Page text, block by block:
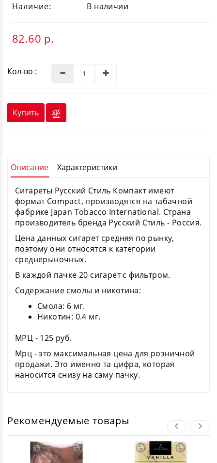
Наличие:
В наличии
82.60 р.
Кол-во :
Купить
Описание Характеристики
Сигареты Русский Стиль Компакт имеют
формат Compact, производятся на табачной
фабрике Japan Tobacco International. Страна
производитель бренда Русский Стиль - Россия.
Цена данных сигарет средняя по рынку,
поэтому они относятся к категории
среднерыночных.
В каждой пачке 20 сигарет с фильтром.
Содержание смолы и никотина:
Смола: 6 мг.
Никотин: 0.4 мг.
МРЦ - 125 руб.
Мрц - это максимальная цена для розничной
продажи. Это именно та цифра, которая
наносится снизу на саму пачку.
Рекомендуемые товары